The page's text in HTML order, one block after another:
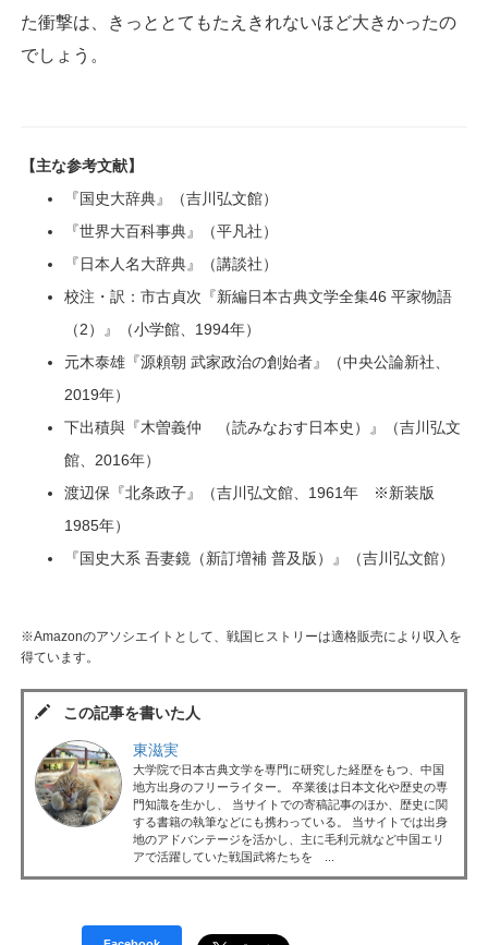
た衝撃は、きっととてもたえきれないほど大きかったの
でしょう。
【主な参考文献】
『国史大辞典』（吉川弘文館）
『世界大百科事典』（平凡社）
『日本人名大辞典』（講談社）
校注・訳：市古貞次『新編日本古典文学全集46 平家物語
（2）』（小学館、1994年）
元木泰雄『源頼朝 武家政治の創始者』（中央公論新社、
2019年）
下出積與『木曽義仲 （読みなおす日本史）』（吉川弘文
館、2016年）
渡辺保『北条政子』（吉川弘文館、1961年 ※新装版
1985年）
『国史大系 吾妻鏡（新訂増補 普及版）』（吉川弘文館）
※Amazonのアソシエイトとして、戦国ヒストリーは適格販売により収入を
得ています。
この記事を書いた人
東滋実
大学院で日本古典文学を専門に研究した経歴をもつ、中国
地方出身のフリーライター。 卒業後は日本文化や歴史の専
門知識を生かし、 当サイトでの寄稿記事のほか、歴史に関
する書籍の執筆などにも携わっている。 当サイトでは出身
地のアドバンテージを活かし、主に毛利元就など中国エリ
アで活躍していた戦国武将たちを ...